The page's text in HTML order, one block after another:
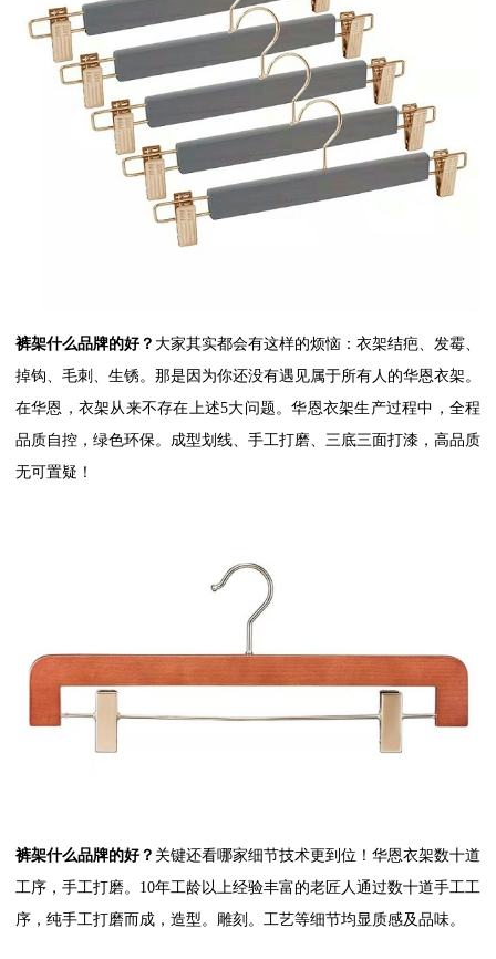
裤架什么品牌的好？ 大家其实都会有这样的烦恼：衣架结疤、发霉、
掉钩、毛刺、生锈。那是因为你还没有遇见属于所有人的华恩衣架。
在华恩，衣架从来不存在上述5大问题。华恩衣架生产过程中，全程
品质自控，绿色环保。成型划线、手工打磨、三底三面打漆，高品质
无可置疑！
裤架什么品牌的好？ 关键还看哪家细节技术更到位！华恩衣架数十道
工序，手工打磨。10年工龄以上经验丰富的老匠人通过数十道手工工
序，纯手工打磨而成，造型。雕刻。工艺等细节均显质感及品味。